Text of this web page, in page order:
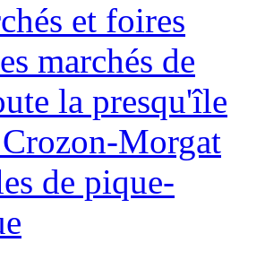
et foires
marchés de
la presqu'île
Morgat
de pique-